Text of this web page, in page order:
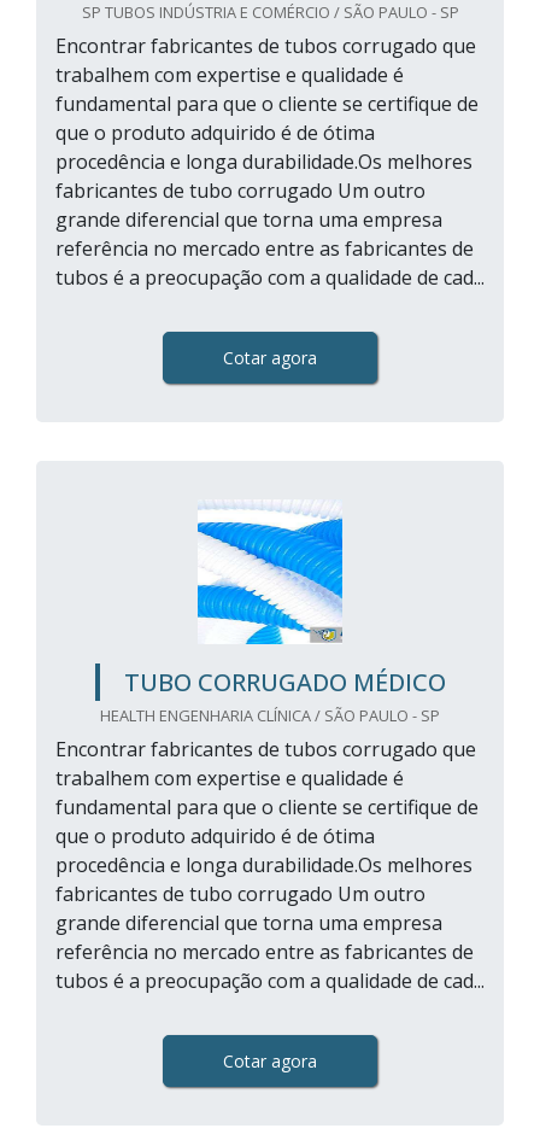
SP TUBOS INDÚSTRIA E COMÉRCIO / SÃO PAULO - SP
Encontrar fabricantes de tubos corrugado que
trabalhem com expertise e qualidade é
fundamental para que o cliente se certifique de
que o produto adquirido é de ótima
procedência e longa durabilidade.Os melhores
fabricantes de tubo corrugado Um outro
grande diferencial que torna uma empresa
referência no mercado entre as fabricantes de
tubos é a preocupação com a qualidade de cad...
Cotar agora
TUBO CORRUGADO MÉDICO
HEALTH ENGENHARIA CLÍNICA / SÃO PAULO - SP
Encontrar fabricantes de tubos corrugado que
trabalhem com expertise e qualidade é
fundamental para que o cliente se certifique de
que o produto adquirido é de ótima
procedência e longa durabilidade.Os melhores
fabricantes de tubo corrugado Um outro
grande diferencial que torna uma empresa
referência no mercado entre as fabricantes de
tubos é a preocupação com a qualidade de cad...
Cotar agora